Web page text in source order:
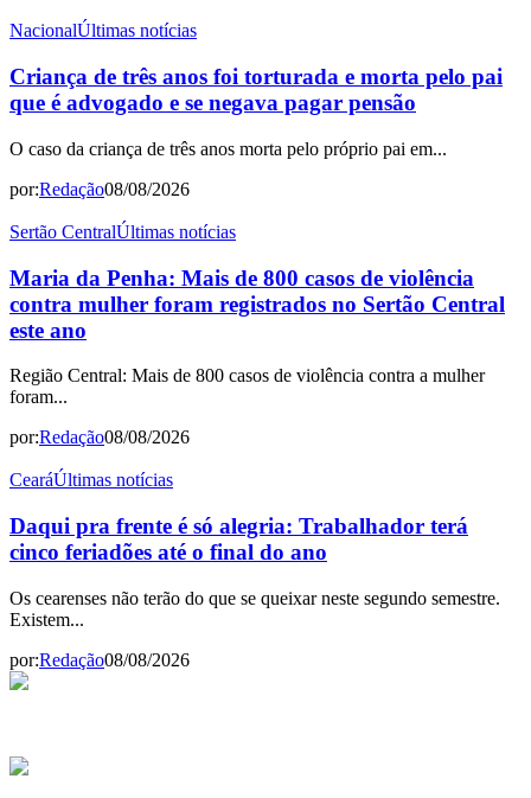
NacionalÚltimas notícias
Criança de três anos foi torturada e morta pelo pai
que é advogado e se negava pagar pensão
O caso da criança de três anos morta pelo próprio pai em...
por:Redação08/08/2026
Sertão CentralÚltimas notícias
Maria da Penha: Mais de 800 casos de violência
contra mulher foram registrados no Sertão Central
este ano
Região Central: Mais de 800 casos de violência contra a mulher
foram...
por:Redação08/08/2026
CearáÚltimas notícias
Daqui pra frente é só alegria: Trabalhador terá
cinco feriadões até o final do ano
Os cearenses não terão do que se queixar neste segundo semestre.
Existem...
por:Redação08/08/2026